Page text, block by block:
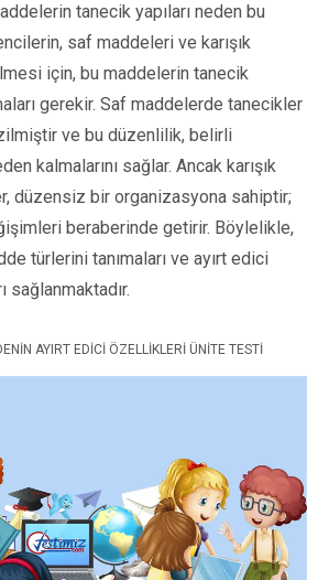
tanecik yapıları neden bu
saf maddeleri ve karışık
için, bu maddelerin tanecik
gerekir. Saf maddelerde tanecikler
ve bu düzenlilik, belirli
kalmalarını sağlar. Ancak karışık
düzensiz bir organizasyona sahiptir;
beraberinde getirir. Böylelikle,
türlerini tanımaları ve ayırt edici
sağlanmaktadır.
AYIRT EDICI ÖZELLIKLERI ÜNITE TESTI